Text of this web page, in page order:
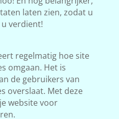
laten zien, zodat u
verdient!
regelmatig hoe site
omgaan. Het is
de gebruikers van
overslaat. Met deze
website voor